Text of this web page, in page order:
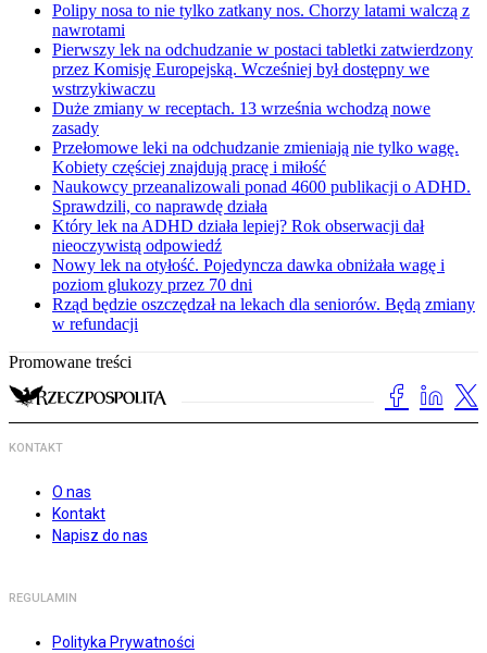
Polipy nosa to nie tylko zatkany nos. Chorzy latami walczą z
nawrotami
Pierwszy lek na odchudzanie w postaci tabletki zatwierdzony
przez Komisję Europejską. Wcześniej był dostępny we
wstrzykiwaczu
Duże zmiany w receptach. 13 września wchodzą nowe
zasady
Przełomowe leki na odchudzanie zmieniają nie tylko wagę.
Kobiety częściej znajdują pracę i miłość
Naukowcy przeanalizowali ponad 4600 publikacji o ADHD.
Sprawdzili, co naprawdę działa
Który lek na ADHD działa lepiej? Rok obserwacji dał
nieoczywistą odpowiedź
Nowy lek na otyłość. Pojedyncza dawka obniżała wagę i
poziom glukozy przez 70 dni
Rząd będzie oszczędzał na lekach dla seniorów. Będą zmiany
w refundacji
Promowane treści
KONTAKT
O nas
Kontakt
Napisz do nas
REGULAMIN
Polityka Prywatności